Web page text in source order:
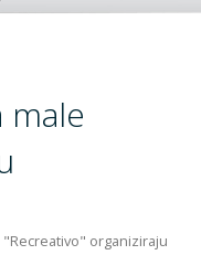
male
"Recreativo" organiziraju